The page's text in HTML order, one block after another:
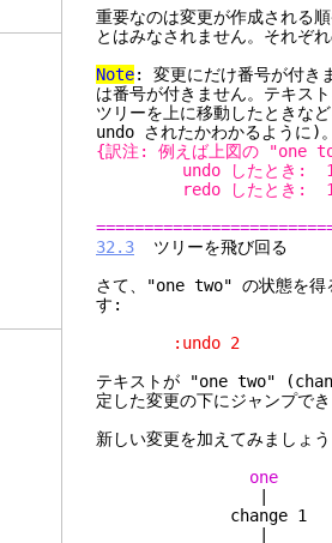
重要なのは変更が作成される
とはみなされません。それぞ
Note: 変更にだけ番号が付き
は番号が付きません。テキス
ツリーを上に移動したときな
undo されたかわかるように)
{訳注: 例えば上図の "one
undo したとき:
redo したとき:
32.3 ツリーを飛び回る
さて、"one two" の状態を得
す:
:undo 2
テキストが "one two"
定した変更の下にジャンプで
新しい変更を加えてみまし
one
change 1